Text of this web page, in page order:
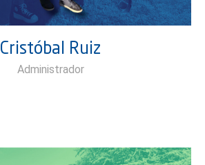
Cristóbal Ruiz
Administrador